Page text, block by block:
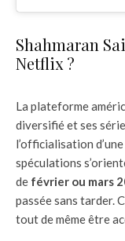
Shahmaran
Netflix ?
La plateforme
diversifié et ses
l’officialisation
spéculations
de février ou mars
passée sans tarder.
tout de même être